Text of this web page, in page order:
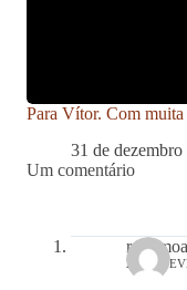
Para Vítor. Com
31 de
Um comentário
20 DE